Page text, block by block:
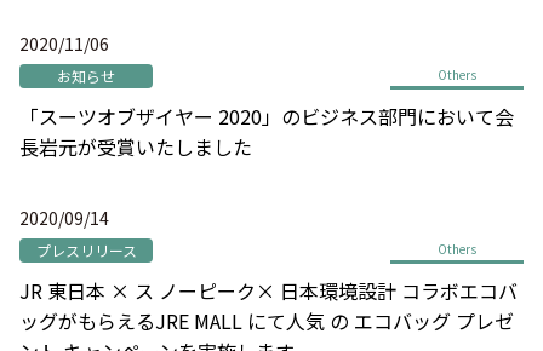
2020/11/06
お知らせ Others
「スーツオブザイヤー 2020」のビジネス部門において会
長岩元が受賞いたしました
2020/09/14
プレスリリース Others
JR 東日本 × ス ノーピーク× 日本環境設計 コラボエコバ
ッグがもらえるJRE MALL にて人気 の エコバッグ プレゼ